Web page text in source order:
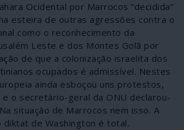
Ocidental por Marrocos “decidida”
esteira de outras agressões contra o
como o reconhecimento da
Leste e dos Montes Golã por
de que a colonização israelita dos
ocupados é admissível. Nestes
ainda esboçou uns protestos,
e o secretário-geral da ONU declarou-
situação de Marrocos nem isso. A
diktat de Washington é total.